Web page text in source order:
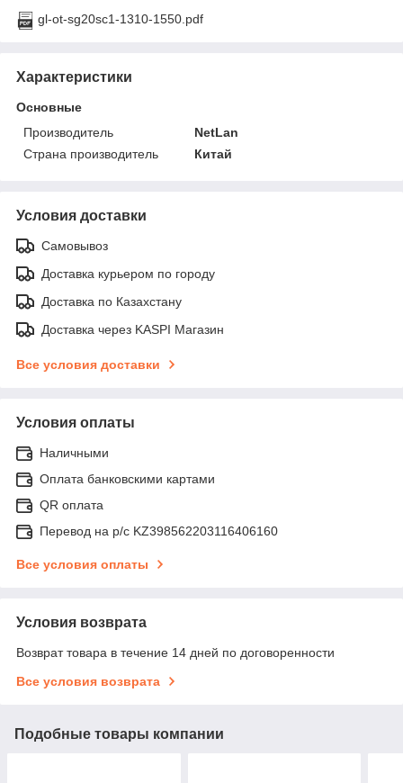
gl-ot-sg20sc1-1310-1550.pdf
Характеристики
Основные
Производитель
NetLan
Страна производитель
Китай
Условия доставки
Самовывоз
Доставка курьером по городу
Доставка по Казахстану
Доставка через KASPI Магазин
Все условия доставки
Условия оплаты
Наличными
Оплата банковскими картами
QR оплата
Перевод на р/с KZ398562203116406160
Все условия оплаты
Условия возврата
Возврат товара в течение 14 дней по договоренности
Все условия возврата
Подобные товары компании